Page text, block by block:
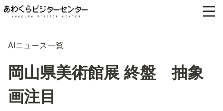
AIニュース一覧
岡山県美術館展 終盤 抽象
画注目